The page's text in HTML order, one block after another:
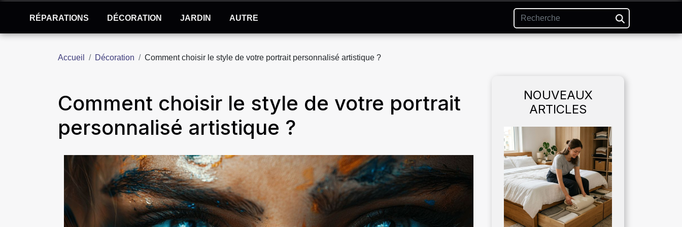
RÉPARATIONS DÉCORATION JARDIN AUTRE
Accueil Décoration Comment choisir le style de votre portrait personnalisé artistique ?
Comment choisir le style de votre portrait
personnalisé artistique ?
NOUVEAUX
ARTICLES